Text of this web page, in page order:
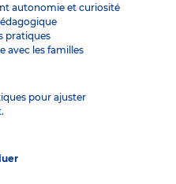
autonomie et curiosité
pratiques
avec les familles
pour ajuster